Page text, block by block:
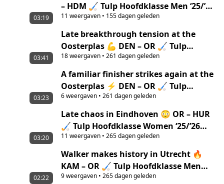
– HDM 🏑 Tulp Hoofdklasse Men ‘25/’26
highlights
11 weergaven• 155 dagen geleden
03:19
Late breakthrough tension at the
Oosterplas 💪 DEN – OR 🏑 Tulp
Hoofdklasse Women ‘25/’26 highlights
18weergaven• 261 dagen geleden
03:41
A familiar finisher strikes again at the
Oosterplas ⚡ DEN – OR 🏑 Tulp
Hoofdklasse Men ‘25/’26 highlights
6weergaven• 261 dagen geleden
03:23
Late chaos in Eindhoven 😳 OR – HUR
🏑 Tulp Hoofdklasse Women ‘25/’26
highlights
11 weergaven• 265 dagen geleden
03:20
Walker makes history in Utrecht 🔥
KAM – OR 🏑 Tulp Hoofdklasse Men
‘25/’26 highlights
9weergaven• 265 dagen geleden
02:22